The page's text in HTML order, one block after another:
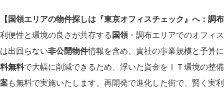
【国領エリアの物件探しは『東京オフィスチェック』へ：調
利便性と環境の良さが共存する国領・調布エリアでのオフィ
は出回らない非公開物件情報を含め、貴社の事業規模と予算
料無料で大幅に削減できるため、浮いた資金をＩＴ環境の整
案も無料で実施いたします。再開発で進化した街で、賢く実